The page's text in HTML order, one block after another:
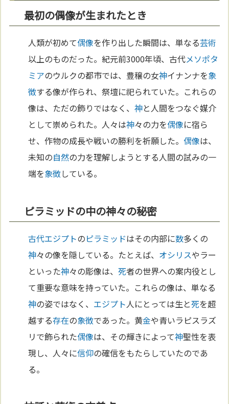
最初の偶像が生まれたとき
人類が初めて偶像を作り出した瞬間は、単なる芸術
以上のものだった。紀元前3000年頃、古代メソポタ
ミアのウルクの都市では、豊穣の女神イナンナを象
徴する像が作られ、祭壇に祀られていた。これらの
像は、ただの飾りではなく、神と人間をつなぐ媒介
として崇められた。人々は神々の力を偶像に宿ら
せ、作物の成長や戦いの勝利を祈願した。 偶像は、
未知の自然の力を理解しようとする人間の試みの一
端を象徴している。
ピラミッドの中の神々の秘密
古代エジプトのピラミッドはその内部に数多くの
神々の像を隠している。たとえば、 オシリスやラー
といった神々の彫像は、死者の世界への案内役とし
て重要な意味を持っていた。これらの像は、単なる
神の姿ではなく、 エジプト人にとっては生と死を超
越する存在の象徴であった。黄金や青いラピスラズ
リで飾られた偶像は、その輝きによって神聖性を表
現し、人々に信仰の確信をもたらしていたのであ
る。